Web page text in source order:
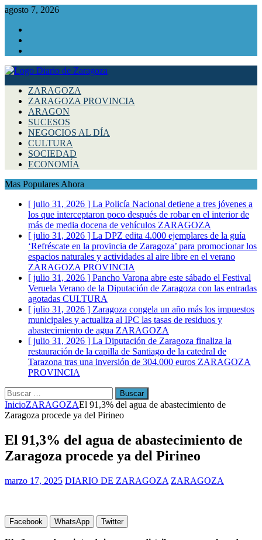
agosto 7, 2026
ZARAGOZA
ZARAGOZA PROVINCIA
ARAGON
SUCESOS
NEGOCIOS AL DÍA
CULTURA
SOCIEDAD
ECONOMÍA
Mas Populares Ahora
[ julio 31, 2026 ] La Policía Nacional detiene a tres jóvenes a
los que interceptaron poco después de robar en el interior de
más de media docena de vehículos ZARAGOZA
[ julio 31, 2026 ] La DPZ edita 4.000 ejemplares de la guía
‘Refréscate en la provincia de Zaragoza’ para promocionar los
espacios naturales y actividades al aire libre en el verano
ZARAGOZA PROVINCIA
[ julio 31, 2026 ] Pancho Varona abre este sábado el Festival
Veruela Verano de la Diputación de Zaragoza con las entradas
agotadas CULTURA
[ julio 31, 2026 ] Zaragoza congela un año más los impuestos
municipales y actualiza al IPC las tasas de residuos y
abastecimiento de agua ZARAGOZA
[ julio 31, 2026 ] La Diputación de Zaragoza finaliza la
restauración de la capilla de Santiago de la catedral de
Tarazona tras una inversión de 304.000 euros ZARAGOZA
PROVINCIA
Buscar:
InicioZARAGOZAEl 91,3% del agua de abastecimiento de
Zaragoza procede ya del Pirineo
El 91,3% del agua de abastecimiento de
Zaragoza procede ya del Pirineo
marzo 17, 2025 DIARIO DE ZARAGOZA ZARAGOZA
Facebook WhatsApp Twitter